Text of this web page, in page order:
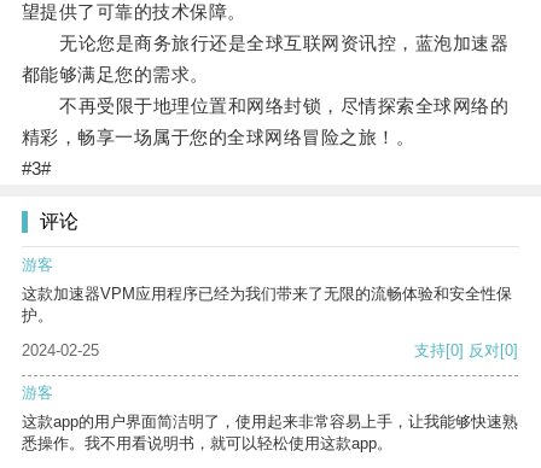
望提供了可靠的技术保障。
无论您是商务旅行还是全球互联网资讯控，蓝泡加速器
都能够满足您的需求。
不再受限于地理位置和网络封锁，尽情探索全球网络的
精彩，畅享一场属于您的全球网络冒险之旅！。
#3#
评论
游客
这款加速器VPM应用程序已经为我们带来了无限的流畅体验和安全性保
护。
2024-02-25
支持[0] 反对[0]
游客
这款app的用户界面简洁明了，使用起来非常容易上手，让我能够快速熟
悉操作。我不用看说明书，就可以轻松使用这款app。